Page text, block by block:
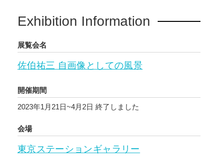
Exhibition Information
展覧会名
佐伯祐三 自画像としての風景
開催期間
2023年1月21日~4月2日 終了しました
会場
東京ステーションギャラリー